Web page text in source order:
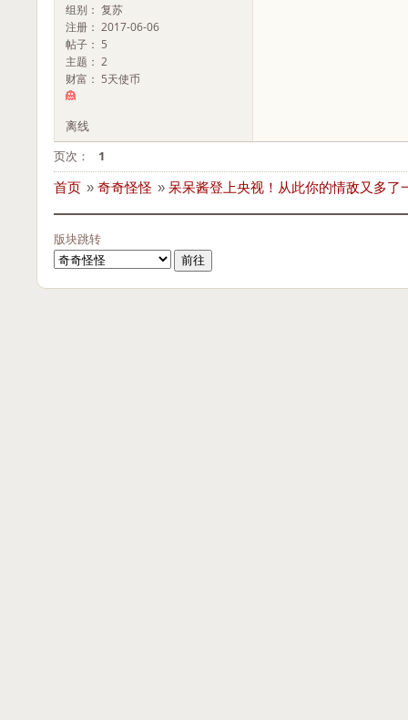
组别： 复苏
注册： 2017-06-06
帖子： 5
主题： 2
财富： 5天使币
离线
页次：
1
首页 » 奇奇怪怪 » 呆呆酱登上央视！从此你的情敌又多了
版块跳转